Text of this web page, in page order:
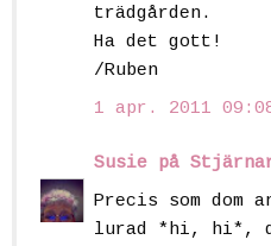
trädgården.
Ha det gott!
/Ruben
1 apr. 2011
Susie på
Precis som dom
lurad *hi, hi*,